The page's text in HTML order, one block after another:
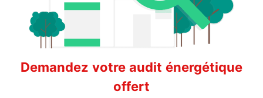
Demandez votre audit énergétique
offert